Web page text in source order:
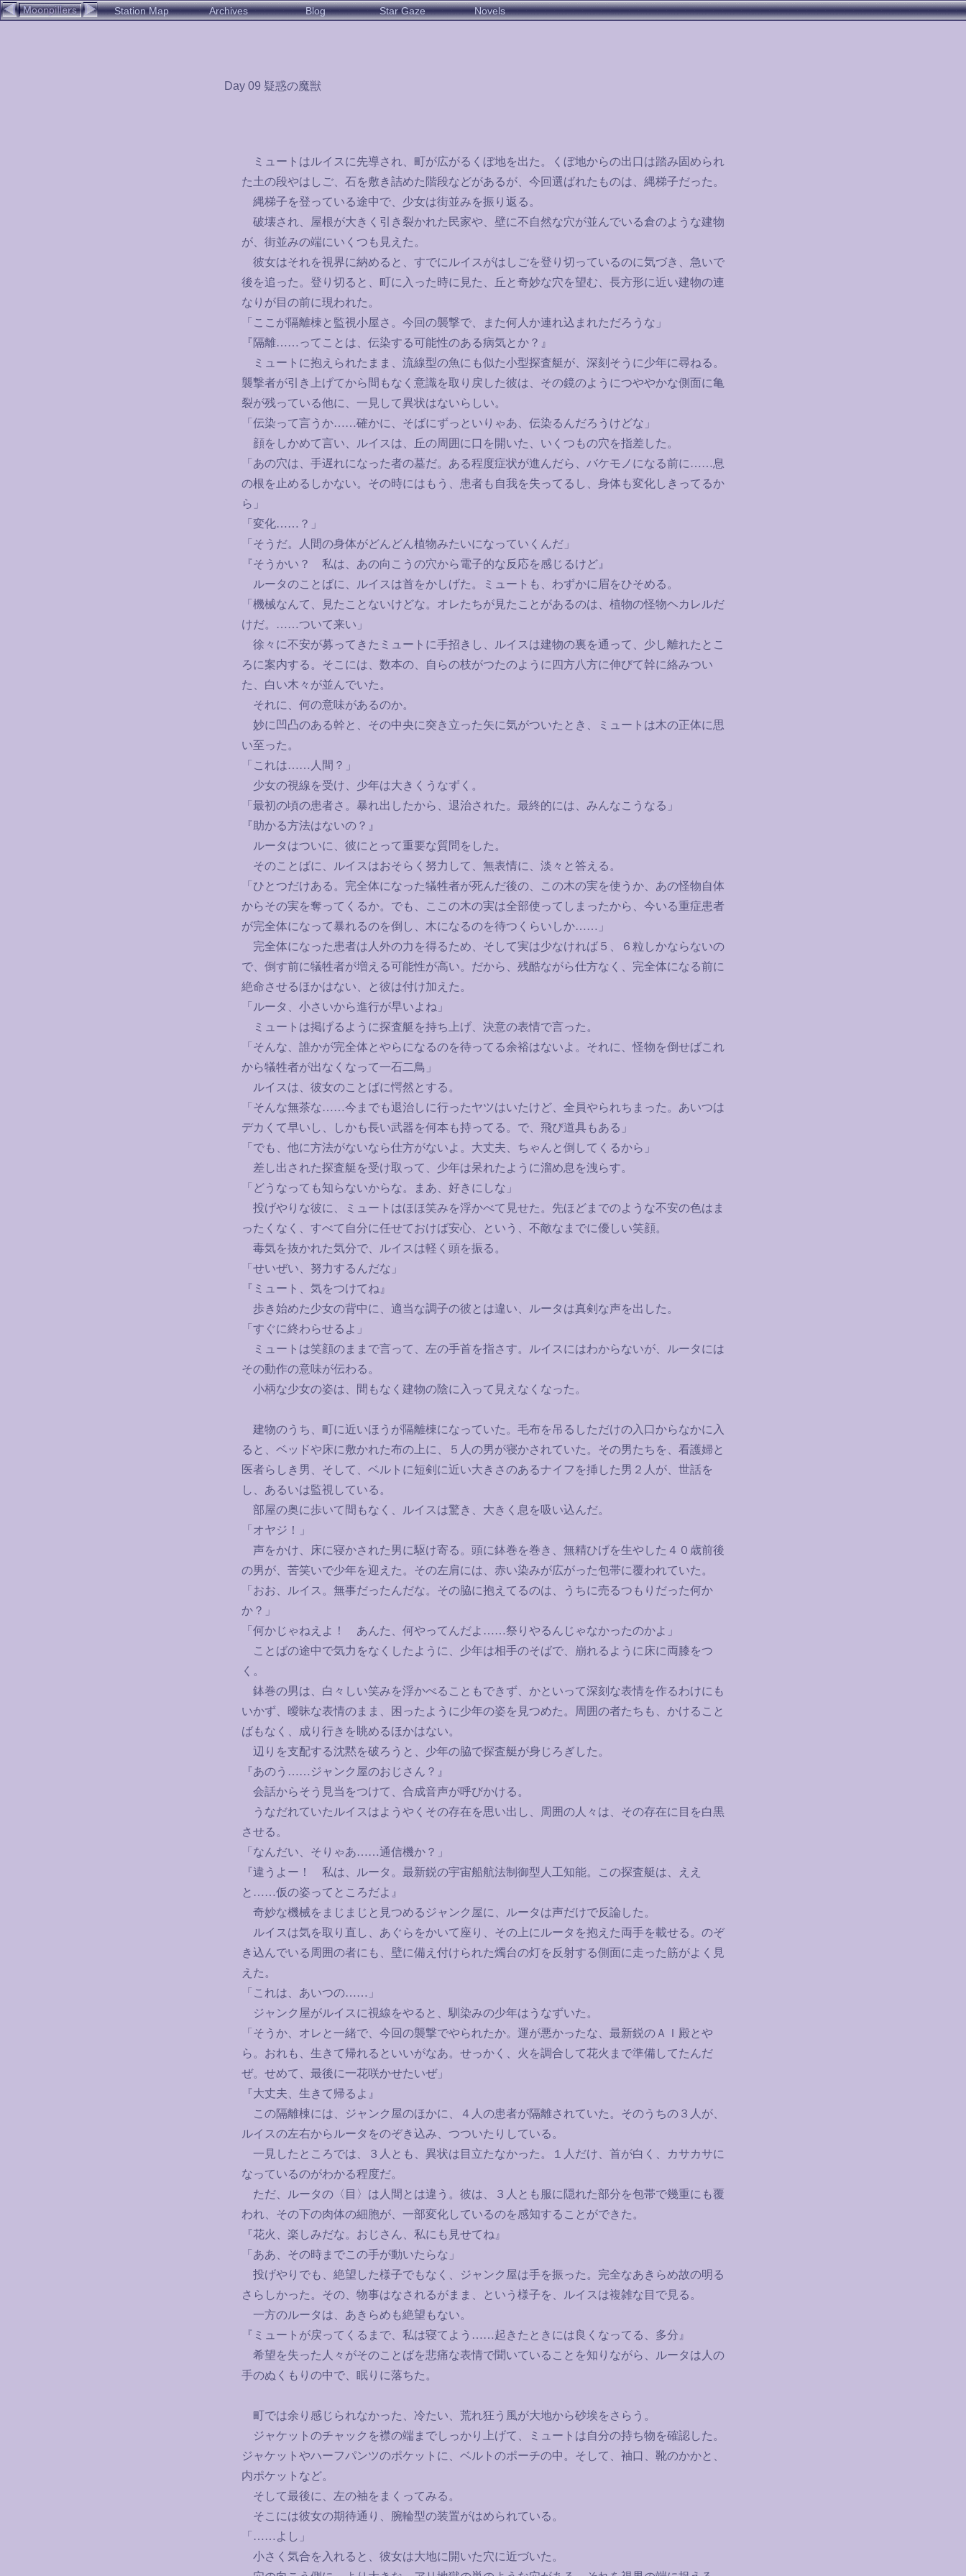
Station Map Archives Blog Star Gaze Novels
Day 09 疑惑の魔獣
ミュートはルイスに先導され、町が広がるくぼ地を出た。くぼ地からの出口は踏み固められ
た土の段やはしご、石を敷き詰めた階段などがあるが、今回選ばれたものは、縄梯子だった。
縄梯子を登っている途中で、少女は街並みを振り返る。
破壊され、屋根が大きく引き裂かれた民家や、壁に不自然な穴が並んでいる倉のような建物
が、街並みの端にいくつも見えた。
彼女はそれを視界に納めると、すでにルイスがはしごを登り切っているのに気づき、急いで
後を追った。登り切ると、町に入った時に見た、丘と奇妙な穴を望む、長方形に近い建物の連
なりが目の前に現われた。
「ここが隔離棟と監視小屋さ。今回の襲撃で、また何人か連れ込まれただろうな」
『隔離…… ってことは、伝染する可能性のある病気とか？』
ミュートに抱えられたまま、流線型の魚にも似た小型探査艇が、深刻そうに少年に尋ねる。
襲撃者が引き上げてから間もなく意識を取り戻した彼は、その鏡のようにつややかな側面に亀
裂が残っている他に、一見して異状はないらしい。
「伝染って言うか……確かに、そばにずっといりゃあ、伝染るんだろうけどな」
顔をしかめて言い、ルイスは、丘の周囲に口を開いた、いくつもの穴を指差した。
「あの穴は、手遅れになった者の墓だ。ある程度症状が進んだら、バケモノになる前に ……息
の根を止めるしかない。その時にはもう、患者も自我を失ってるし、身体も変化しきってるか
ら」
「変化…… ？」
「そうだ。人間の身体がどんどん植物みたいになっていくんだ」
『そうかい？ 私は、あの向こうの穴から電子的な反応を感じるけど』
ルータのことばに、ルイスは首をかしげた。ミュートも、わずかに眉をひそめる。
「機械なんて、見たことないけどな。オレたちが見たことがあるのは、植物の怪物ヘカレルだ
けだ。
……ついて来い」
徐々に不安が募ってきたミュートに手招きし、ルイスは建物の裏を通って、少し離れたとこ
ろに案内する。そこには、数本の、自らの枝がつたのように四方八方に伸びて幹に絡みつい
た、白い木々が並んでいた。
それに、何の意味があるのか。
妙に凹凸のある幹と、その中央に突き立った矢に気がついたとき、ミュートは木の正体に思
い至った。
「これは…… 人間？」
少女の視線を受け、少年は大きくうなずく。
「最初の頃の患者さ。暴れ出したから、退治された。最終的には、みんなこうなる」
『助かる方法はないの？』
ルータはついに、彼にとって重要な質問をした。
そのことばに、ルイスはおそらく努力して、無表情に、淡々と答える。
「ひとつだけある。完全体になった犠牲者が死んだ後の、この木の実を使うか、あの怪物自体
からその実を奪ってくるか。でも、ここの木の実は全部使ってしまったから、今いる重症患者
が完全体になって暴れるのを倒し、木になるのを待つくらいしか…… 」
完全体になった患者は人外の力を得るため、そして実は少なければ５、６粒しかならないの
で、倒す前に犠牲者が増える可能性が高い。だから、残酷ながら仕方なく、完全体になる前に
絶命させるほかはない、と彼は付け加えた。
「ルータ、小さいから進行が早いよね」
ミュートは掲げるように探査艇を持ち上げ、決意の表情で言った。
「そんな、誰かが完全体とやらになるのを待ってる余裕はないよ。それに、怪物を倒せばこれ
から犠牲者が出なくなって一石二鳥」
ルイスは、彼女のことばに愕然とする。
「そんな無茶な……今までも退治しに行ったヤツはいたけど、全員やられちまった。あいつは
デカくて早いし、しかも長い武器を何本も持ってる。で、飛び道具もある」
「でも、他に方法がないなら仕方がないよ。大丈夫、ちゃんと倒してくるから」
差し出された探査艇を受け取って、少年は呆れたように溜め息を洩らす。
「どうなっても知らないからな。まあ、好きにしな」
投げやりな彼に、ミュートはほほ笑みを浮かべて見せた。先ほどまでのような不安の色はま
ったくなく、すべて自分に任せておけば安心、という、不敵なまでに優しい笑顔。
毒気を抜かれた気分で、ルイスは軽く頭を振る。
「せいぜい、努力するんだな」
『ミュート、気をつけてね』
歩き始めた少女の背中に、適当な調子の彼とは違い、ルータは真剣な声を出した。
「すぐに終わらせるよ」
ミュートは笑顔のままで言って、左の手首を指さす。ルイスにはわからないが、ルータには
その動作の意味が伝わる。
小柄な少女の姿は、間もなく建物の陰に入って見えなくなった。
建物のうち、町に近いほうが隔離棟になっていた。毛布を吊るしただけの入口からなかに入
ると、ベッドや床に敷かれた布の上に、５人の男が寝かされていた。その男たちを、看護婦と
医者らしき男、そして、ベルトに短剣に近い大きさのあるナイフを挿した男２人が、世話を
し、あるいは監視している。
部屋の奥に歩いて間もなく、ルイスは驚き、大きく息を吸い込んだ。
「オヤジ！」
声をかけ、床に寝かされた男に駆け寄る。頭に鉢巻を巻き、無精ひげを生やした４０歳前後
の男が、苦笑いで少年を迎えた。その左肩には、赤い染みが広がった包帯に覆われていた。
「おお、ルイス。無事だったんだな。その脇に抱えてるのは、うちに売るつもりだった何か
か？」
「何かじゃねえよ！ あんた、何やってんだよ ……祭りやるんじゃなかったのかよ」
ことばの途中で気力をなくしたように、少年は相手のそばで、崩れるように床に両膝をつ
く。
鉢巻の男は、白々しい笑みを浮かべることもできず、かといって深刻な表情を作るわけにも
いかず、曖昧な表情のまま、困ったように少年の姿を見つめた。周囲の者たちも、かけること
ばもなく、成り行きを眺めるほかはない。
辺りを支配する沈黙を破ろうと、少年の脇で探査艇が身じろぎした。
『あのう …… ジャンク屋のおじさん？』
会話からそう見当をつけて、合成音声が呼びかける。
うなだれていたルイスはようやくその存在を思い出し、周囲の人々は、その存在に目を白黒
させる。
「なんだい、そりゃあ……通信機か？」
『違うよー！ 私は、ルータ。最新鋭の宇宙船航法制御型人工知能。この探査艇は、ええ
と ……仮の姿ってところだよ』
奇妙な機械をまじまじと見つめるジャンク屋に、ルータは声だけで反論した。
ルイスは気を取り直し、あぐらをかいて座り、その上にルータを抱えた両手を載せる。のぞ
き込んでいる周囲の者にも、壁に備え付けられた燭台の灯を反射する側面に走った筋がよく見
えた。
「これは、あいつの…… 」
ジャンク屋がルイスに視線をやると、馴染みの少年はうなずいた。
「そうか、オレと一緒で、今回の襲撃でやられたか。運が悪かったな、最新鋭のＡＩ殿とや
ら。おれも、生きて帰れるといいがなあ。せっかく、火を調合して花火まで準備してたんだ
ぜ。せめて、最後に一花咲かせたいぜ」
『大丈夫、生きて帰るよ』
この隔離棟には、ジャンク屋のほかに、４人の患者が隔離されていた。そのうちの３人が、
ルイスの左右からルータをのぞき込み、つついたりしている。
一見したところでは、３人とも、異状は目立たなかった。１人だけ、首が白く、カサカサに
なっているのがわかる程度だ。
ただ、ルータの〈目〉は人間とは違う。彼は、３人とも服に隠れた部分を包帯で幾重にも覆
われ、その下の肉体の細胞が、一部変化しているのを感知することができた。
『花火、楽しみだな。おじさん、私にも見せてね』
「ああ、その時までこの手が動いたらな」
投げやりでも、絶望した様子でもなく、ジャンク屋は手を振った。完全なあきらめ故の明る
さらしかった。その、物事はなされるがまま、という様子を、ルイスは複雑な目で見る。
一方のルータは、あきらめも絶望もない。
『ミュートが戻ってくるまで、私は寝てよう ……起きたときには良くなってる、多分』
希望を失った人々がそのことばを悲痛な表情で聞いていることを知りながら、ルータは人の
手のぬくもりの中で、眠りに落ちた。
町では余り感じられなかった、冷たい、荒れ狂う風が大地から砂埃をさらう。
ジャケットのチャックを襟の端までしっかり上げて、ミュートは自分の持ち物を確認した。
ジャケットやハーフパンツのポケットに、ベルトのポーチの中。そして、袖口、靴のかかと、
内ポケットなど。
そして最後に、左の袖をまくってみる。
そこには彼女の期待通り、腕輪型の装置がはめられている。
「 …… よし」
小さく気合を入れると、彼女は大地に開いた穴に近づいた。